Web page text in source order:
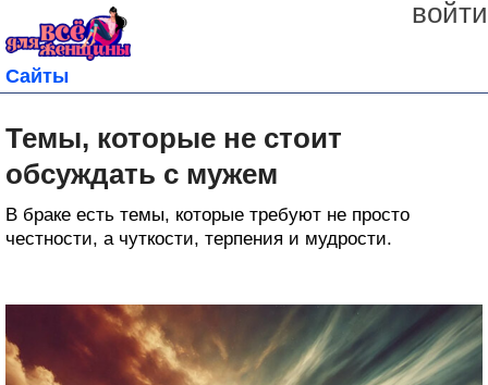
войти
Сайты
Темы, которые не стоит
обсуждать с мужем
В браке есть темы, которые требуют не просто
честности, а чуткости, терпения и мудрости.